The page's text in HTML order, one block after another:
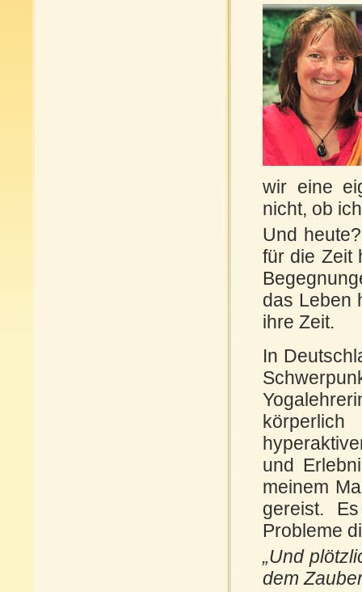
wir eine
nicht, ob
Und
für die Zeit
das Leben
ihre Zeit.
In
und
meinem
gereist.
Probleme
„Und
dem